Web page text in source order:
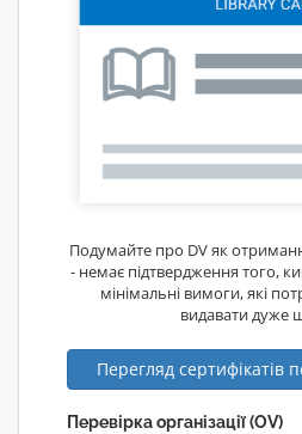
Подумайте про DV як
- немає підтвердження того,
мінімальні вимоги, які
видавати дуже
Перегляд сертифікатів
Перевірка організації (OV)